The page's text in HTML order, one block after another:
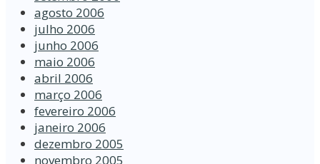
agosto 2006
julho 2006
junho 2006
maio 2006
abril 2006
março 2006
fevereiro 2006
janeiro 2006
dezembro 2005
novembro 2005